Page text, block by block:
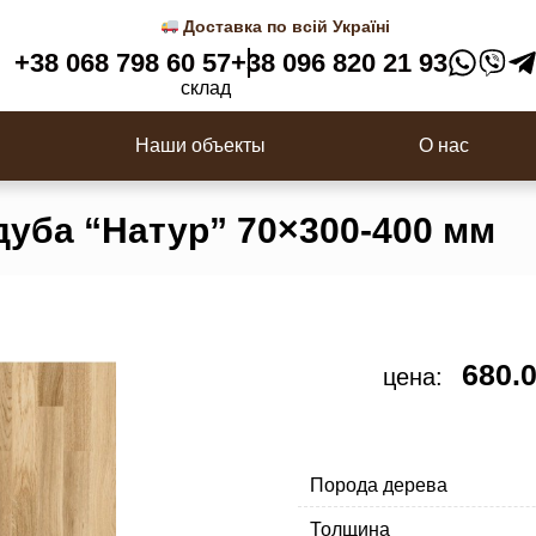
Доставка по всій Україні
+38 068 798 60 57
склад
+38 096 820 21 93
Наши объекты О нас
“Натур” 70×300-400 мм
цена:
Порода дерева
Толщина